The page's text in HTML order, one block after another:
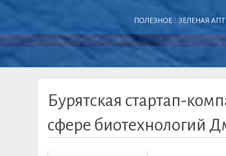
ПОЛЕЗНОЕ ЗЕЛЕНАЯ
Бурятская стартап-
сфере биотехнологий